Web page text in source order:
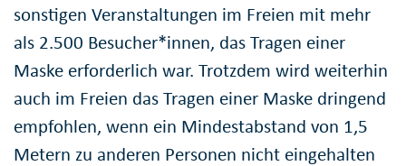
sonstigen Veranstaltungen im Freien mit mehr
als 2.500 Besucher*innen, das Tragen einer
Maske erforderlich war. Trotzdem wird weiterhin
auch im Freien das Tragen einer Maske dringend
empfohlen, wenn ein Mindestabstand von 1,5
Metern zu anderen Personen nicht eingehalten